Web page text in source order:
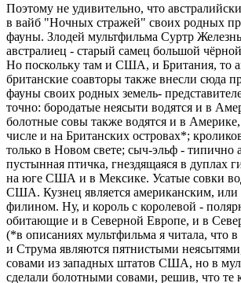
Поэтому не удивительно, что
в вайб "Ночных стражей" своих родных
фауны. Злодей мультфильма Суртр
австралиец - старый самец большой
Но поскольку там и США, и Британия, то
британские соавторы также внесли сюда
фауны своих родных земель-
точно: бородатые неясыти водятся и в
болотные совы также водятся и в
числе и на Британских островах*;
только в Новом свете; сыч-эльф - типично
пустынная птичка, гнездящаяся в дуплах
на юге США и в Мексике. Усатые совки
США. Кузнец является американским,
филином. Ну, и король с королевой -
обитающие и в Северной Европе, и в
(*в описаниях мультфильма я читала, что
и Струма являются пятнистыми
совами из западных штатов США, но в
сделали болотными совами, решив, что те